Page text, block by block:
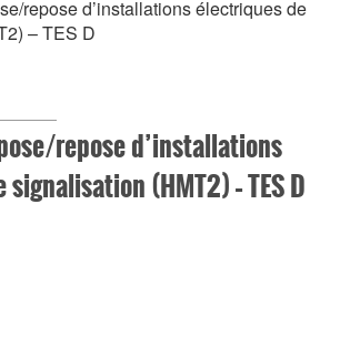
repose d’installations
(HMT2) – TES D